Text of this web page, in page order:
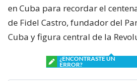
en Cuba para recordar el
de Fidel Castro, fundador del
Cuba y figura central de la
¿ENCONTRASTE UN
ERROR?